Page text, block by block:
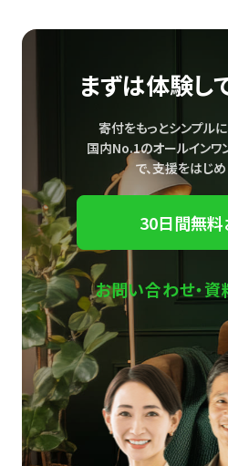
まずは体験し
寄付をもっとシンプルに
国内No.1のオールインワ
で、支援をはじめ
30日間無料
お問い合わせ・